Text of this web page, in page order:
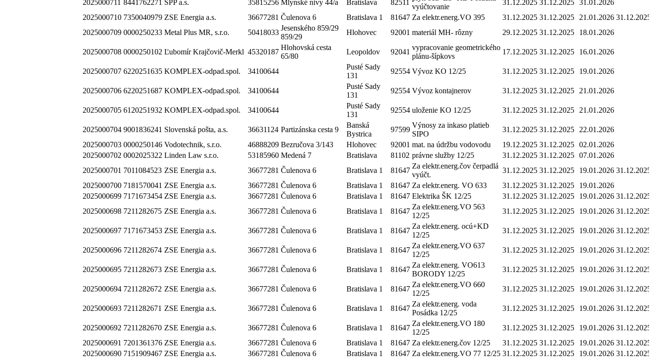
2025000711 8441762271 SPP a.s. 35815256 Mlynské nivy 44/a Bratislava 82511
vyúčtovanie
31.12.2025 31.12.2025 31.01.2026
2025000710 7350040979 ZSE Energia a.s. 36677281 Čulenova 6 Bratislava 1 81647 Za elektr.energ.VO 395 31.12.2025 31.12.2025 21.01.2026 31.12.2025
2025000709 0000250233 Metal Plus MR, s.r.o. 50418033
Jesenského 859/29
859/29
Hlohovec 92001 materiál MH- rôzny 29.12.2025 31.12.2025 18.01.2026
2025000708 0000250102 Ľubomír Krajčovič-Merkl 45320187
Hlohovská cesta
65/80
Leopoldov 92041
vypracovanie geometrického
plánu-šípkovs
17.12.2025 31.12.2025 16.01.2026
2025000707 6220251635 KOMPLEX-odpad.spol. 34100644
Pusté Sady
131
92554 Vývoz KO 12/25 31.12.2025 31.12.2025 19.01.2026
2025000706 6220251687 KOMPLEX-odpad.spol. 34100644
Pusté Sady
131
92554 Vývoz kontajnerov 31.12.2025 31.12.2025 21.01.2026
2025000705 6120251932 KOMPLEX-odpad.spol. 34100644
Pusté Sady
131
92554 uloženie KO 12/25 31.12.2025 31.12.2025 21.01.2026
2025000704 9001836241 Slovenská pošta, a.s. 36631124 Partizánska cesta 9
Banská
Bystrica
97599
Výnosy za inkaso platieb
SIPO
31.12.2025 31.12.2025
22.01.2026
2025000703 0000250146 Vodotechnik, s.r.o. 46888209 Bezručova 3/143 Hlohovec 92001 mat. na údržbu vodovodu 19.12.2025 31.12.2025 02.01.2026
2025000702 0002025322 Linden Law s.r.o. 53185960 Medená 7 Bratislava 81102 právne služby 12/25 31.12.2025 31.12.2025 07.01.2026
2025000701 7011084523 ZSE Energia a.s. 36677281 Čulenova 6 Bratislava 1 81647
Za elektr.energ.čov čerpadlá
vyúčt.
31.12.2025 31.12.2025 19.01.2026 31.12.2025
2025000700 7181570041 ZSE Energia a.s. 36677281 Čulenova 6 Bratislava 1 81647 Za elektr.energ. VO 633 31.12.2025 31.12.2025
19.01.2026
2025000699 7171673454 ZSE Energia a.s. 36677281 Čulenova 6 Bratislava 1 81647 Elektrika ŠK 12/25 31.12.2025 31.12.2025 19.01.2026 31.12.2025
2025000698 7211282675 ZSE Energia a.s. 36677281 Čulenova 6 Bratislava 1 81647
Za elektr.energ.VO 563
12/25
31.12.2025 31.12.2025 19.01.2026 31.12.2025
2025000697 7171673453 ZSE Energia a.s. 36677281 Čulenova 6 Bratislava 1 81647
Za elektr.energ. ocú+KD
12/25
31.12.2025 31.12.2025 19.01.2026 31.12.2025
2025000696 7211282674 ZSE Energia a.s. 36677281 Čulenova 6 Bratislava 1 81647
Za elektr.energ.VO 637
12/25
31.12.2025 31.12.2025 19.01.2026 31.12.2025
2025000695 7211282673 ZSE Energia a.s. 36677281 Čulenova 6 Bratislava 1 81647
Za elektr.energ. VO613
BORODY 12/25
31.12.2025 31.12.2025 19.01.2026 31.12.2025
2025000694 7211282672 ZSE Energia a.s. 36677281 Čulenova 6 Bratislava 1 81647
Za elektr.energ.VO 660
12/25
31.12.2025 31.12.2025 19.01.2026 31.12.2025
2025000693 7211282671 ZSE Energia a.s. 36677281 Čulenova 6 Bratislava 1 81647
Za elektr.energ. voda
Posádka 12/25
31.12.2025 31.12.2025 19.01.2026 31.12.2025
2025000692 7211282670 ZSE Energia a.s. 36677281 Čulenova 6 Bratislava 1 81647
Za elektr.energ.VO 180
12/25
31.12.2025 31.12.2025 19.01.2026 31.12.2025
2025000691 7201361376 ZSE Energia a.s. 36677281 Čulenova 6 Bratislava 1 81647 Za elektr.energ.čov 12/25 31.12.2025 31.12.2025 19.01.2026 31.12.2025
2025000690 7151909467 ZSE Energia a.s. 36677281 Čulenova 6 Bratislava 1 81647 Za elektr.energ.VO 77 12/25 31.12.2025 31.12.2025 19.01.2026 31.12.2025